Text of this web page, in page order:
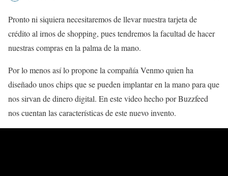
Pronto ni siquiera necesitaremos de llevar nuestra tarjeta de
crédito al irnos de shopping, pues tendremos la facultad de hacer
nuestras compras en la palma de la mano.
Por lo menos así lo propone la compañía Venmo quien ha
diseñado unos chips que se pueden implantar en la mano para que
nos sirvan de dinero digital. En este video hecho por Buzzfeed
nos cuentan las características de este nuevo invento.